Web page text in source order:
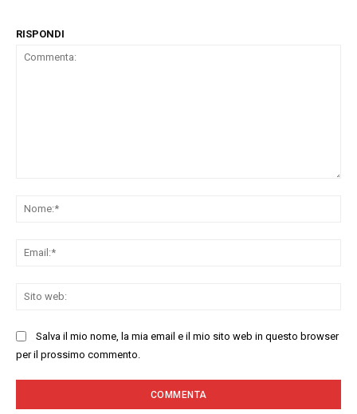
RISPONDI
Salva il mio nome, la mia email e il mio sito web in questo browser
per il prossimo commento.